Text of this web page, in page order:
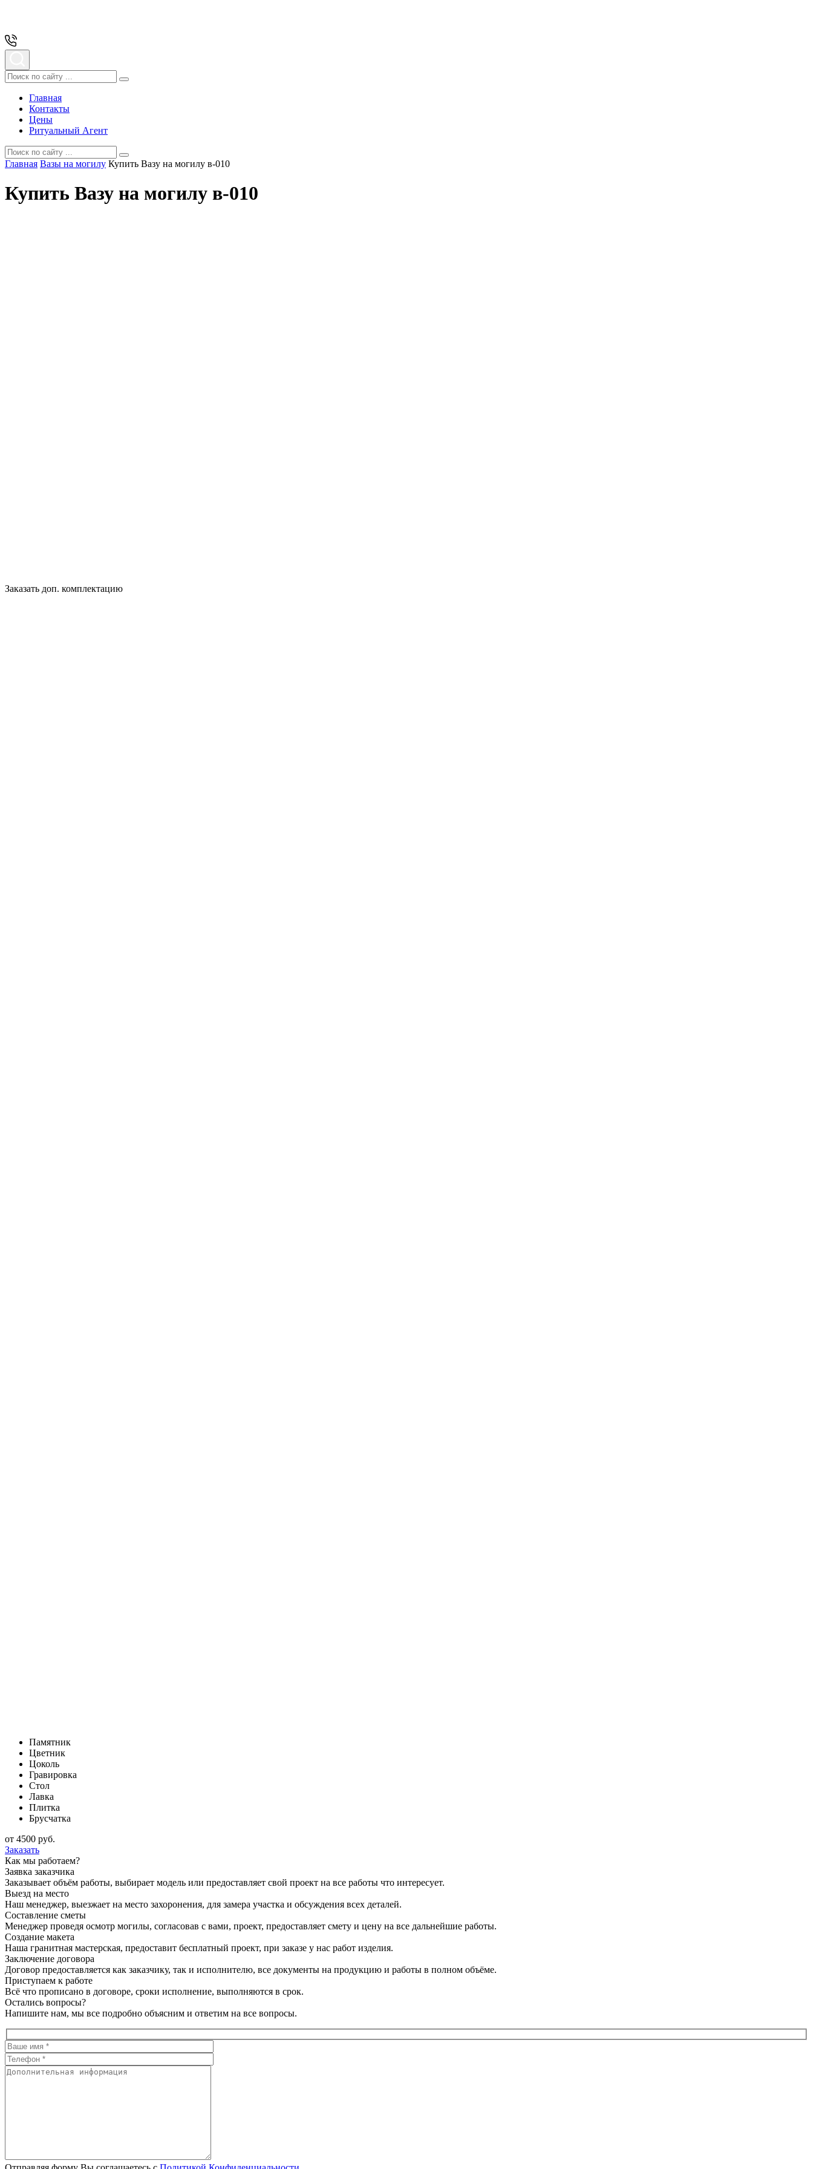
Главная
Контакты
Цены
Ритуальный Агент
Главная Вазы на могилу Купить Вазу на могилу в-010
Купить Вазу на могилу в-010
Заказать доп. комплектацию
Памятник
Цветник
Цоколь
Гравировка
Стол
Лавка
Плитка
Брусчатка
от 4500 руб.
Заказать
Как мы работаем?
Заявка заказчика
Заказывает объём работы, выбирает модель или предоставляет свой проект на все работы что интересует.
Выезд на место
Наш менеджер, выезжает на место захоронения, для замера участка и обсуждения всех деталей.
Составление сметы
Менеджер проведя осмотр могилы, согласовав с вами, проект, предоставляет смету и цену на все дальнейшие работы.
Создание макета
Наша гранитная мастерская, предоставит бесплатный проект, при заказе у нас работ изделия.
Заключение договора
Договор предоставляется как заказчику, так и исполнителю, все документы на продукцию и работы в полном объёме.
Приступаем к работе
Всё что прописано в договоре, сроки исполнение, выполняются в срок.
Остались вопросы?
Напишите нам, мы все подробно объясним и ответим на все вопросы.